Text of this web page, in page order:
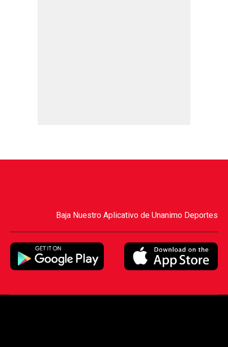
Baja Nuestro Aplicativo de Unanimo Deportes